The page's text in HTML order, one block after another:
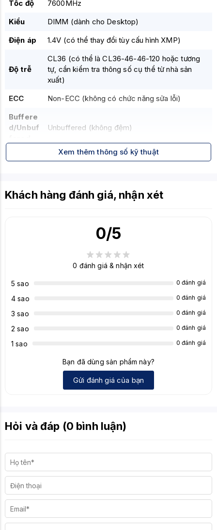
Tốc độ
7600MHz
Kiểu
DIMM (dành cho Desktop)
Điện áp
1.4V (có thể thay đổi tùy cấu hình XMP)
Độ trễ
CL36 (có thể là CL36-46-46-120 hoặc tương
tự, cần kiểm tra thông số cụ thể từ nhà sản
xuất)
ECC
Non-ECC (không có chức năng sửa lỗi)
Buffere
d/Unbuf
Unbuffered (không đệm)
Tản nhiệt nhôm cao cấp, Đèn LED RGB tùy
Màu
Đen (với đèn RGB)
Xem thêm thông số kỹ thuật
Khách hàng đánh giá, nhận xét
0/5
0 đánh giá & nhận xét
5 sao 0 đánh giá
4 sao 0 đánh giá
3 sao 0 đánh giá
2 sao 0 đánh giá
1 sao 0 đánh giá
Bạn đã dùng sản phẩm này?
Gửi đánh giá của bạn
Hỏi và đáp (0 bình luận)